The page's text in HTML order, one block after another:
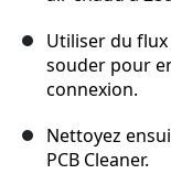
Utiliser du flux
souder pour
connexion.
Nettoyez
PCB Cleaner.